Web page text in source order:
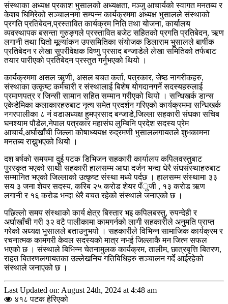
संस्थाका अध्यक्ष प्रकाश भुसालको अध्यक्षता, मञ्जु आचार्यको स्वागत मनतब्य र
केशब घिमिरेको सञ्चालनमा सम्पन्न कार्यक्रममा अध्यक्ष भुसालले संस्थाको
प्रगति प्रतिबेदन,प्रस्तावित कार्यक्रम निति तथा योजना, कार्यालय
व्यवस्थापक बसन्ता गुरुङ्गले प्रस्तावित बजेट सहितको प्रगति प्रतिबेदन, ऋण
लगानी तथा धितो मूल्यांकन उपसमितिका संयोजक डिलाराम भुसालले बार्षीक
प्रतिबेदन र लेखा सुपरीवेक्षक विष्णु प्रसाद बन्जाडेले लेखा समितिको तर्फबाट
तयार पारीएको प्रतिबेदन प्रस्तुत गर्नुभएको थियो ।
कार्यक्रममा असल ऋृणी, असल बचत कर्ता, पत्रकार, जेष्ठ नागरीकहरु,
संस्थाका उत्कृष्ट कर्मचारी र संस्थालाई बिशेष योगदानगर्ने सदस्यहरुलाई
प्रमाणपत्र र जिन्सी सामान सहित सम्मान गरीएको थियो । सन्धिखर्क डान्स
एकेडेमिका कलाकारहरुबाट नृत्य समेत प्रदर्शन गरिएको कार्यक्रममा सन्धिखर्क
नगरपालीका ८ नं वडाअध्यक्ष हुमप्रसाद बन्जाडे,जिल्ला सहकारी संघका सचिब
घनश्याम पौडेल,नेपाल पत्रकार महासंघ लुम्बिनि प्रदेश सदस्य प्रेम
आचार्य,अर्घाखाँची जिल्ला कोषाध्ययक्ष रुद्रमणी भुसाललगायतले शुभकामना
मनतब्य राख्नुभएको थियो ।
दश बर्षको समयमा दुई पटक डिभिजन सहकारी कार्यालय कपिलवस्तुबाट
पुरस्कृत भएको साथी सहकारी हालसम्म आधा दर्जन भन्दा धेरै संघसंस्थाहरुबाट
सम्मानित भएको जिल्लाको उत्कृष्ट संस्था मध्ये पर्दछ । हालसम्म संस्थामा ३३
सय ३ जना शेयर सदस्य, करिब २५ करोड शेयर पँुजी , १३ करोड ऋण
लगानी र १६ करोड भन्दा धेरै बचत रहेको संस्थाले जनाएको छ ।
पछिल्लो समय संस्थाको कार्य क्षेत्र बिस्तार भइ कपिलबस्तु, रुपन्देही र
अर्घाखाँची गरी ३२ वटै पालीकामा कामगर्नको लागी सहकारीले अनुमति प्राप्त
गरेको अध्यक्ष भुसालले बताउनुभयो । सहकारीले विभिन्न सामाजिक कार्यक्रम र
रचनात्मक कामगरी केवल सदस्यको मात्र नभई जिल्लाकै मन जित्न सफल
भएको छ । संस्थाले बिभिन्न चेतनामुलक कार्यक्रम, तालीम, छात्रबृत्ति बितरण,
राहत बितरणलगायतका उल्लेखनिय गतिबिधिहरु सञ्चालन गर्दे आईरहेको
संस्थाले जनाएको छ ।
Last Updated on: August 24th, 2024 at 4:48 am
४१८ पटक हेरिएको